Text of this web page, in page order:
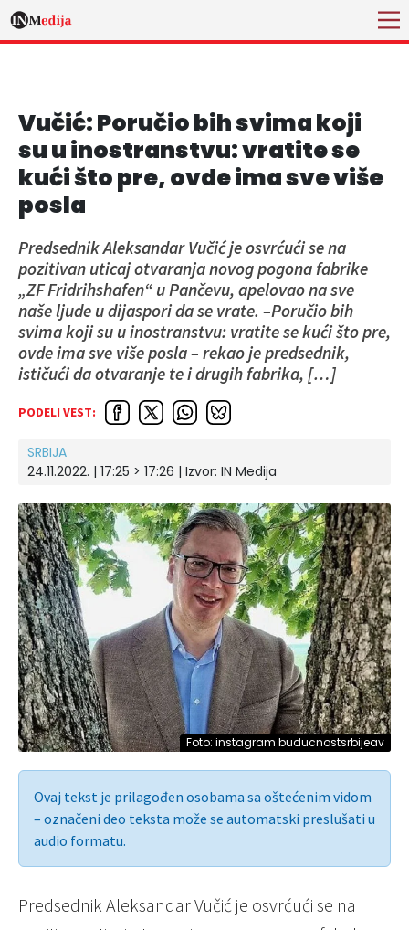
Vučić: Poručio bih svima koji
su u inostranstvu: vratite se
kući što pre, ovde ima sve više
posla
Predsednik Aleksandar Vučić je osvrćući se na
pozitivan uticaj otvaranja novog pogona fabrike
„ZF Fridrihshafen“ u Pančevu, apelovao na sve
naše ljude u dijaspori da se vrate. –Poručio bih
svima koji su u inostranstvu: vratite se kući što pre,
ovde ima sve više posla – rekao je predsednik,
ističući da otvaranje te i drugih fabrika, […]
PODELI VEST:
SRBIJA
24.11.2022. | 17:25 > 17:26 | Izvor: IN Medija
Foto: instagram buducnostsrbijeav
Ovaj tekst je prilagođen osobama sa oštećenim vidom
– označeni deo teksta može se automatski preslušati u
audio formatu.
Predsednik Aleksandar Vučić je osvrćući se na